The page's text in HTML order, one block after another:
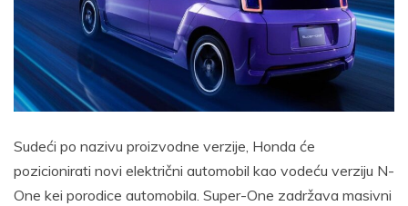
Sudeći po nazivu proizvodne verzije, Honda će
pozicionirati novi električni automobil kao vodeću verziju N-
One kei porodice automobila. Super-One zadržava masivni